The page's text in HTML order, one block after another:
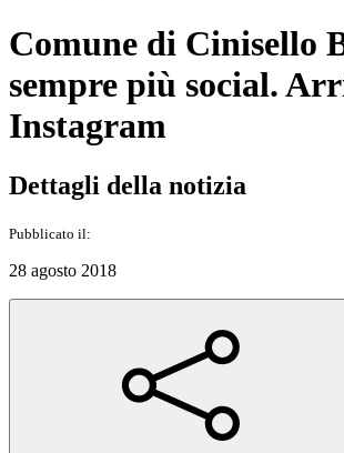
Comune di Cinisello
sempre più social.
Instagram
Dettagli della notizia
Pubblicato il:
28 agosto 2018